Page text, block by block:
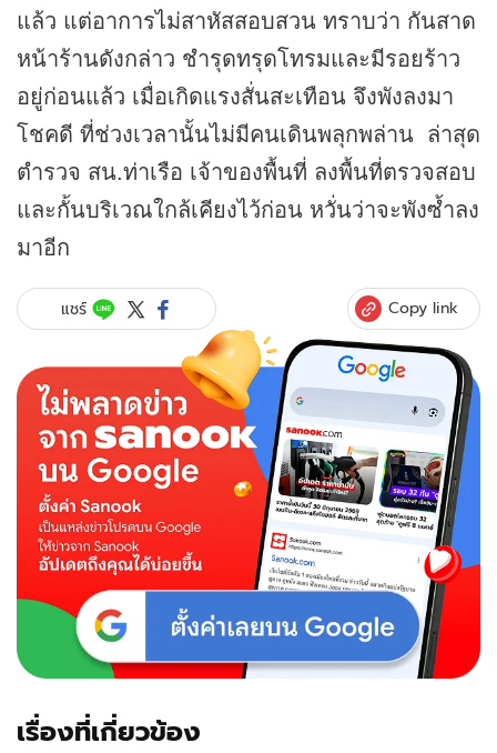
แล้ว แต่อาการไม่สาหัสสอบสวน ทราบว่า กันสาด
หน้าร้านดังกล่าว ชำรุดทรุดโทรมและมีรอยร้าว
อยู่ก่อนแล้ว เมื่อเกิดแรงสั่นสะเทือน จึงพังลงมา
โชคดี ที่ช่วงเวลานั้นไม่มีคนเดินพลุกพล่าน ล่าสุด
ตำรวจ สน.ท่าเรือ เจ้าของพื้นที่ ลงพื้นที่ตรวจสอบ
และกั้นบริเวณใกล้เคียงไว้ก่อน หวั่นว่าจะพังซ้ำลง
มาอีก
แชร์ Copy link
เรื่องที่เกี่ยวข้อง